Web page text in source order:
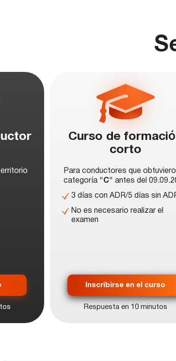
Curso de
corto
Para conductores que
categoría "C" antes del
3 días con ADR/5 días sin
No es necesario realizar el
examen
Inscribirse en el curso
Respuesta en 10 minutos